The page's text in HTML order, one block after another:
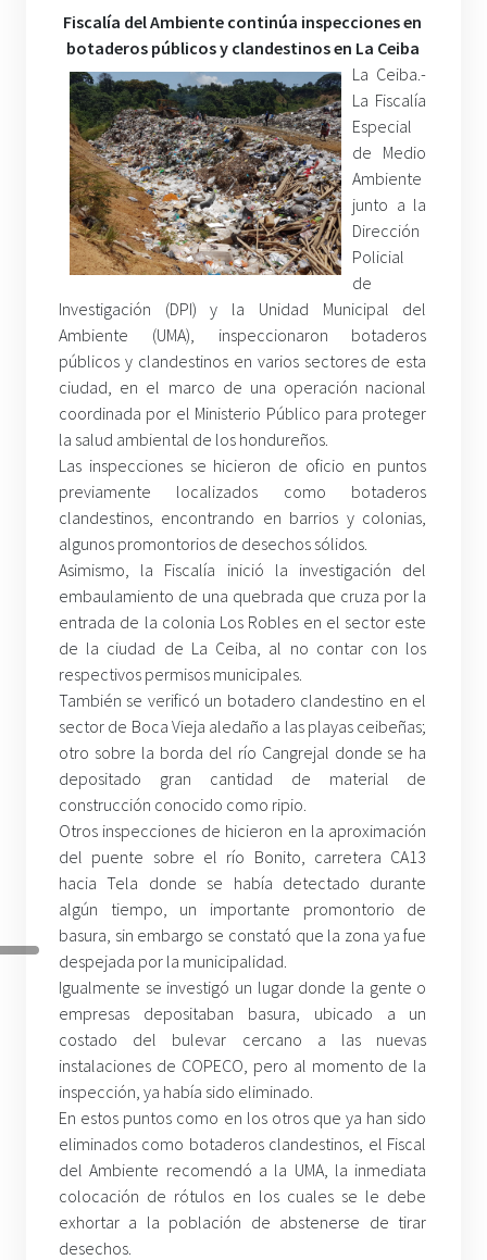
Fiscalía del Ambiente continúa inspecciones en
botaderos públicos y clandestinos en La Ceiba
La Ceiba.-
La Fiscalía
Especial
de Medio
Ambiente
junto a la
Dirección
Policial
de
Investigación (DPI) y la Unidad Municipal del
Ambiente (UMA), inspeccionaron botaderos
públicos y clandestinos en varios sectores de esta
ciudad, en el marco de una operación nacional
coordinada por el Ministerio Público para proteger
la salud ambiental de los hondureños.
Las inspecciones se hicieron de oficio en puntos
previamente localizados como botaderos
clandestinos, encontrando en barrios y colonias,
algunos promontorios de desechos sólidos.
Asimismo, la Fiscalía inició la investigación del
embaulamiento de una quebrada que cruza por la
entrada de la colonia Los Robles en el sector este
de la ciudad de La Ceiba, al no contar con los
respectivos permisos municipales.
También se verificó un botadero clandestino en el
sector de Boca Vieja aledaño a las playas ceibeñas;
otro sobre la borda del río Cangrejal donde se ha
depositado gran cantidad de material de
construcción conocido como ripio.
Otros inspecciones de hicieron en la aproximación
del puente sobre el río Bonito, carretera CA13
hacia Tela donde se había detectado durante
algún tiempo, un importante promontorio de
basura, sin embargo se constató que la zona ya fue
despejada por la municipalidad.
Igualmente se investigó un lugar donde la gente o
empresas depositaban basura, ubicado a un
costado del bulevar cercano a las nuevas
instalaciones de COPECO, pero al momento de la
inspección, ya había sido eliminado.
En estos puntos como en los otros que ya han sido
eliminados como botaderos clandestinos, el Fiscal
del Ambiente recomendó a la UMA, la inmediata
colocación de rótulos en los cuales se le debe
exhortar a la población de abstenerse de tirar
desechos.